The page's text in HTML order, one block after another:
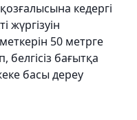
кедергі
жүргізуін
50 метрге
белгісіз бағытқа
басы дереу